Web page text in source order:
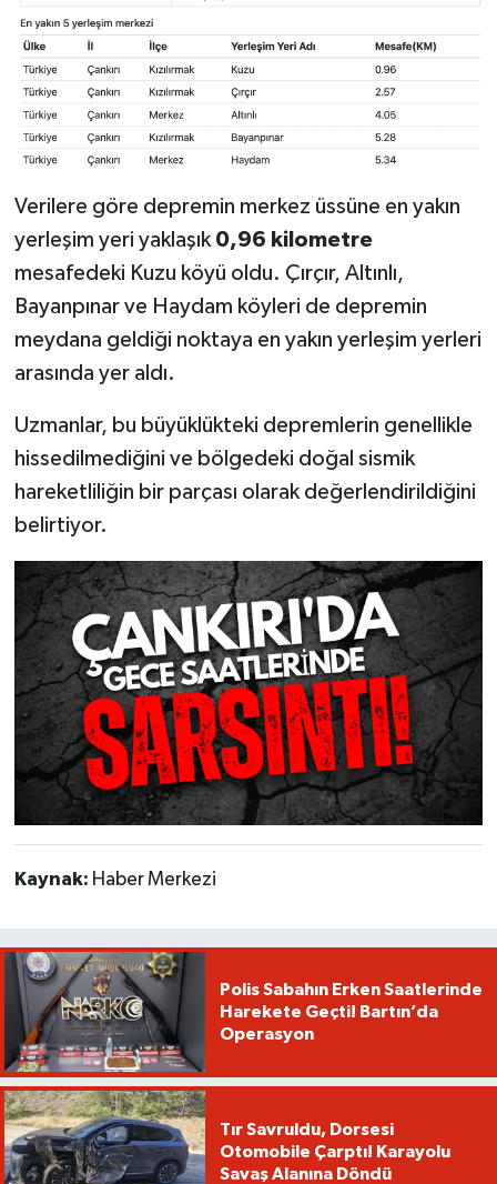
Verilere göre depremin merkez üssüne en yakın
yerleşim yeri yaklaşık 0,96 kilometre
mesafedeki Kuzu köyü oldu. Çırçır, Altınlı,
Bayanpınar ve Haydam köyleri de depremin
meydana geldiği noktaya en yakın yerleşim yerleri
arasında yer aldı.
Uzmanlar, bu büyüklükteki depremlerin genellikle
hissedilmediğini ve bölgedeki doğal sismik
hareketliliğin bir parçası olarak değerlendirildiğini
belirtiyor.
Kaynak: Haber Merkezi
Polis Sabahın Erken Saatlerinde
Harekete Geçti! Bartın’da
Operasyon
Tır Savruldu, Dorsesi
Otomobile Çarptı! Karayolu
Savaş Alanına Döndü